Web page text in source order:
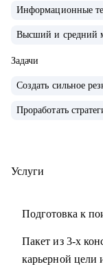
оценке сильных
• Провела 10
• 10+ лет в
кейсов по
карьерного трека
С чем помогу:
вашего
• Составлю
Информационные
Высший и средний
Задачи
Создать сильное
Проработать
Услуги
Подготовка к
Пакет из 3-х
карьерной цели